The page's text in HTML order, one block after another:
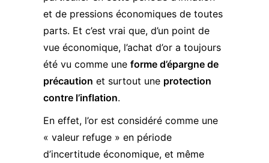
et de pressions économiques de toutes
parts. Et c’est vrai que, d’un point de
vue économique, l’achat d’or a toujours
été vu comme une forme d’épargne de
précaution et surtout une protection
contre l’inflation.
En effet, l’or est considéré comme une
« valeur refuge » en période
d’incertitude économique, et même